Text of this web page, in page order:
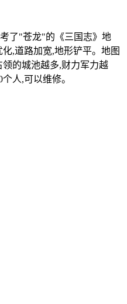
了"苍龙"的《三国志》地
,道路加宽,地形铲平。地图
的城池越多,财力军力越
人,可以维修。